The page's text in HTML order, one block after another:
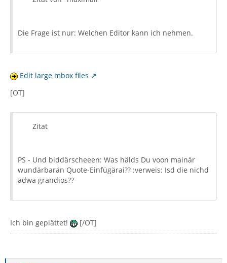
Die Frage ist nur: Welchen Editor kann ich nehmen.
Edit large mbox files
[OT]
Zitat
PS - Und biddärscheeen: Was hälds Du voon mainär
wundärbarän Quote-Einfügärai?? :verweis: Isd die nichd
ädwa grandios??
Ich bin geplättet! [/OT]